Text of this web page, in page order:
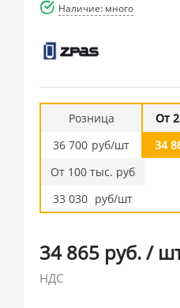
Наличие: много
Розница
36 700 руб/шт
От
34
От 100 тыс. руб
33 030 руб/шт
34 865 руб./
НДС